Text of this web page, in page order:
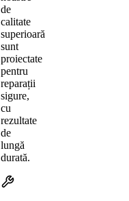
de
calitate
superioară
sunt
proiectate
pentru
reparații
sigure,
cu
rezultate
de
lungă
durată.